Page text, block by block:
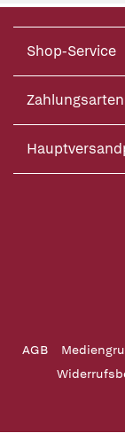
Shop-Service
Zahlungsarten
AGB